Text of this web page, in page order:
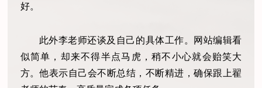
好。
此外李老师还谈及自己的具体工作。网站编辑看
似简单，却来不得半点马虎，稍不小心就会贻笑大
方。他表示自己会不断总结，不断精进，确保跟上翟